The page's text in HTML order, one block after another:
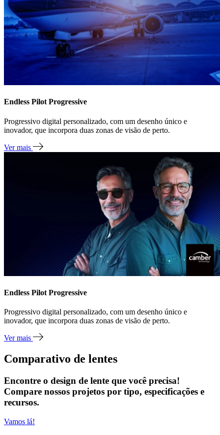
Endless Pilot Progressive
Progressivo digital personalizado, com um desenho único e
inovador, que incorpora duas zonas de visão de perto.
Ver mais
Endless Pilot Progressive
Progressivo digital personalizado, com um desenho único e
inovador, que incorpora duas zonas de visão de perto.
Ver mais
Comparativo de lentes
Encontre o design de lente que você precisa!
Compare nossos projetos por tipo, especificações e
recursos.
Vamos lá!